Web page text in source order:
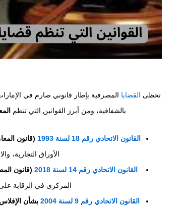
تحظى القضايا المصرفية بإطار قانوني صارم في
بالشفافية، ومن أبرز القوانين التي تنظم
القانون الاتحادي رقم 18 لسنة 1993 (قانون
الأوراق التجارية،
القانون الاتحادي رقم 14 لسنة 2018
(قانون
المركزي في الرقابة على
القانون الاتحادي رقم 9 لسنة 2004
بشأن